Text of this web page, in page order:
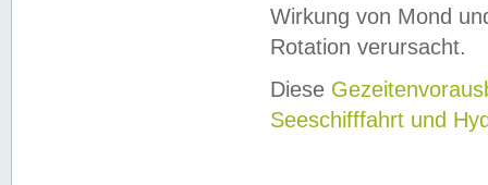
Wirkung von Mond
Rotation verursacht.
Diese
Seeschifffahrt und